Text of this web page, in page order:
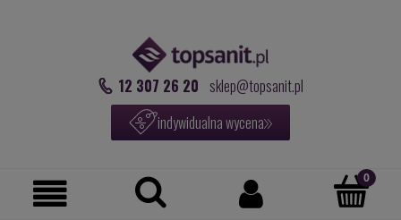
12 307 26 20 sklep@topsanit.pl
indywidualna wycena